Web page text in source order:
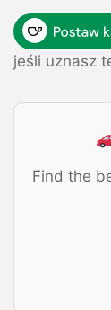
jeśli uznasz
Find the